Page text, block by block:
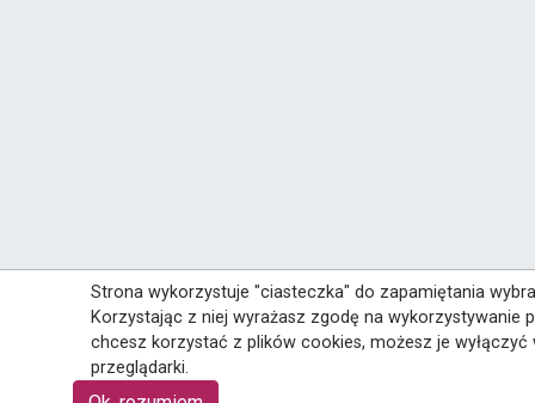
Strona wykorzystuje "ciasteczka" do zapamiętania
Korzystając z niej wyrażasz zgodę na wykorzystywanie
chcesz korzystać z plików cookies, możesz je wyłączyć
przeglądarki.